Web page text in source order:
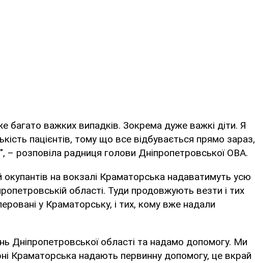
багато важких випадків. Зокрема дуже важкі діти. Я
пацієнтів, тому що все відбувається прямо зараз,
– розповіла радниця голови Дніпропетровської ОВА.
на вокзалі Краматорська надаватимуть усю
області. Туди продовжують везти і тих
у Краматорську, і тих, кому вже надали
Дніпропетровської області та надамо допомогу. Ми
Краматорська надають первинну допомогу, це вкрай